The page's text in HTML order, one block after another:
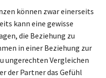
können zwar einerseits
kann eine gewisse
die Beziehung zu
in einer Beziehung zur
ungerechten Vergleichen
der Partner das Gefühl